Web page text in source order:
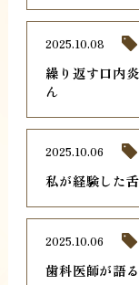
繰り返す口内
ん
2025.10.08
私が経験した
2025.10.06
歯科医師が語
2025.10.06